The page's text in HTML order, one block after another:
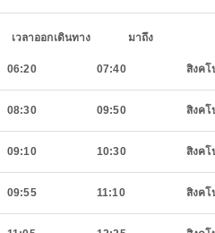
เวลาออกเดินทาง มาถึง
06:20 07:40 สิงคโ
08:30 09:50 สิงคโ
09:10 10:30 สิงคโ
09:55 11:10 สิงคโ